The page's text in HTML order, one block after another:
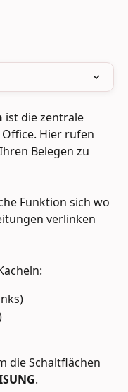
ist die zentrale
Hier rufen
Belegen zu
Funktion sich wo
verlinken
die Schaltflächen
.